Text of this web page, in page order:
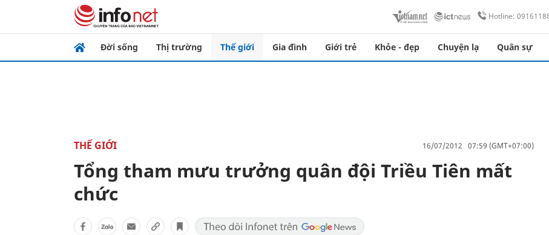
Hotline:
Đời sống Thị trường Thế giới Gia đình Giới trẻ Khỏe - đẹp Chuyện lạ Quân sự
THẾ GIỚI 16/07/2012 07:59 (GMT+07:00)
Tổng tham mưu trưởng quân đội Triều Tiên mất
chức